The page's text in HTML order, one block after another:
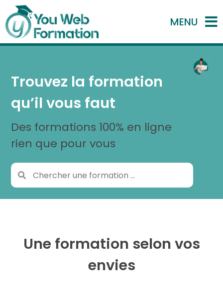
MENU
Trouvez la formation
qu’il vous faut
Des formations 100% en ligne
rien que pour vous
Une formation selon vos
envies